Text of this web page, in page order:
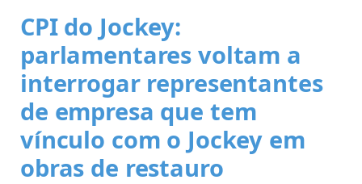
CPI do Jockey:
parlamentares voltam a
interrogar representantes
de empresa que tem
vínculo com o Jockey em
obras de restauro